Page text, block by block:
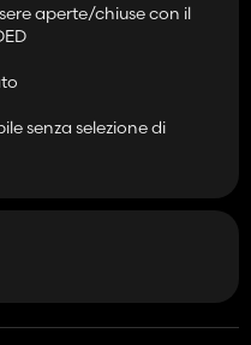
aperte/chiuse con il
senza selezione di